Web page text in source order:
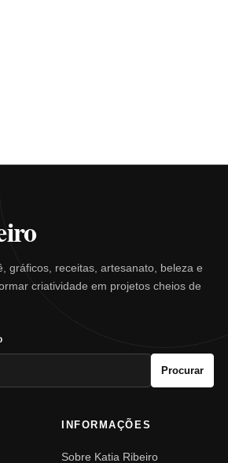
gráficos, receitas, artesanato, beleza e
criatividade em projetos cheios de
Procurar
INFORMAÇÕES
Sobre Katia Ribeiro